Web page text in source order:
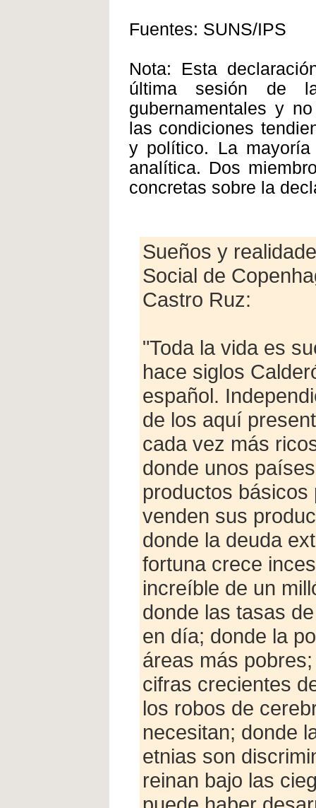
Fuentes: SUNS/IPS
Nota: Esta
última sesión de
gubernamentales y
las condiciones
y político. La
analítica. Dos
concretas sobre la
Sueños y
Social de
Castro Ruz:
"Toda la vida es
hace siglos
español.
de los aquí
cada vez más
donde unos
productos
venden sus
donde la deuda
fortuna crece
increíble de un
donde las tasas
en día; donde la
áreas más
cifras crecientes
los robos de
necesitan; donde
etnias son
reinan bajo las